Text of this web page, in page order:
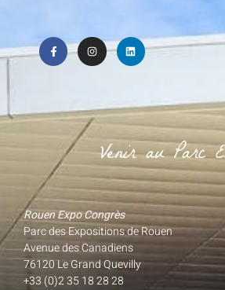
Venir au Parc
Rouen Expo Congrès
Parc des Expositions de Rouen
Avenue des Canadiens
76120 Le Grand Quevilly
+33 (0)2 35 18 28 28